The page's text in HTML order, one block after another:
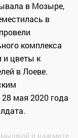
в Мозыре,
в
комплекса
и цветы к
в Лоеве.
мая 2020 года
мышкой и нажмите